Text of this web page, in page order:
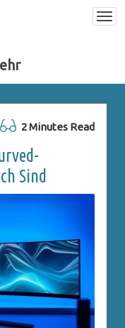
2 Minutes Read
Sind